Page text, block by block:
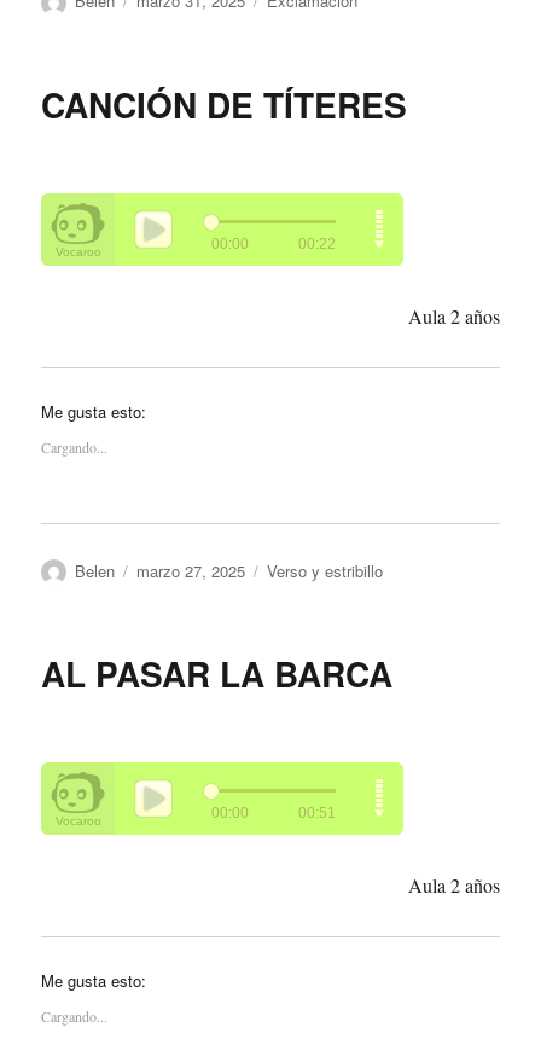
CANCIÓN DE TÍTERES
Aula 2 años
Me gusta esto:
Cargando...
Autor
Belen
Publicado
marzo 27, 2025 Categorías
Verso y estribillo
AL PASAR LA BARCA
Aula 2 años
Me gusta esto:
Cargando...